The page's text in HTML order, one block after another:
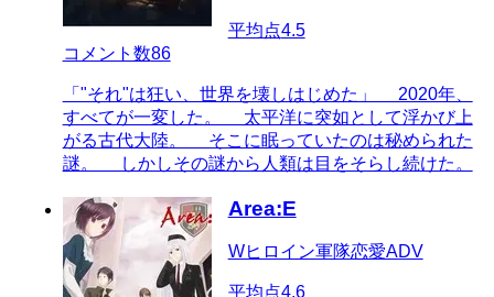
平均点4.5
コメント数86
「"それ"は狂い、世界を壊しはじめた」 2020年、
すべてが一変した。 太平洋に突如として浮かび上
がる古代大陸。 そこに眠っていたのは秘められた
謎。 しかしその謎から人類は目をそらし続けた。
Area:E
Wヒロイン軍隊恋愛ADV
平均点4.6